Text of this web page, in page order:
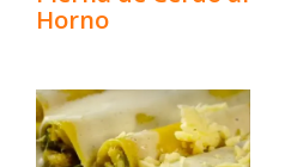
Horno